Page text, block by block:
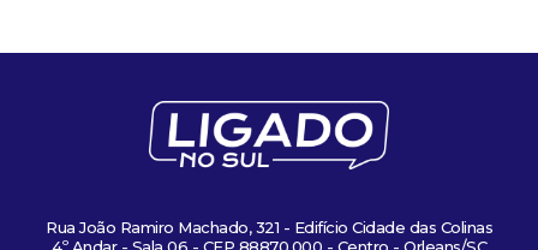
Rua João Ramiro Machado, 321 - Edifício Cidade das Colinas